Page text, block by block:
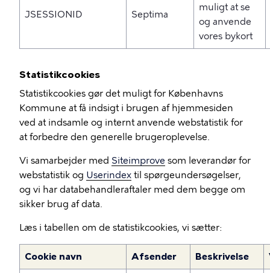
JSESSIONID Septima
muligt at se
og anvende
vores bykort
Statistikcookies
Statistikcookies gør det muligt for Københavns
Kommune at få indsigt i brugen af hjemmesiden
ved at indsamle og internt anvende webstatistik for
at forbedre den generelle brugeroplevelse.
Vi samarbejder med Siteimprove som leverandør for
webstatistik og Userindex til spørgeundersøgelser,
og vi har databehandleraftaler med dem begge om
sikker brug af data.
Læs i tabellen om de statistikcookies, vi sætter:
Cookie navn Afsender Beskrivelse